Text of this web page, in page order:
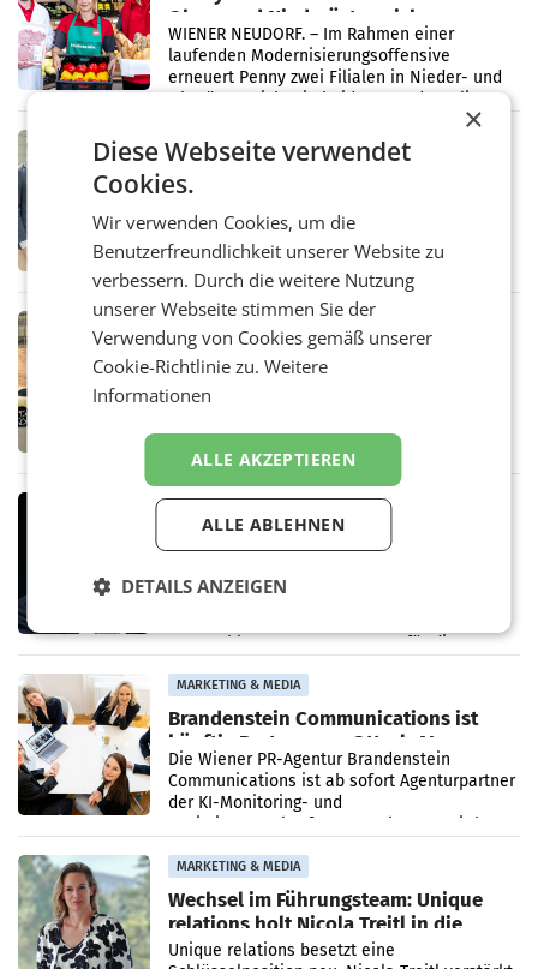
Ober- und Niederösterreich
WIENER NEUDORF. – Im Rahmen einer
laufenden Modernisierungsoffensive
erneuert Penny zwei Filialen in Nieder- und
Oberösterreich. Die beiden Standorte liegen
RETAIL
Alles bereit für den Wechsel: Jürgen
Albrecht setzt ab 1.1.2027 auf Adeg
WIENER NEUDORF. – Die geplante
Zusammenarbeit zwischen Adeg und dem
Vorarlberger Kaufmann Jürgen Albrecht ist
kartellrechtlich freigegeben: Die
Bundeswettbewerbsbehörde und der
Bundeskartellanwalt
Rekordergebnis im Juli: Leapmotor
verdoppelt Auslieferungen und
überschreitet die 100.000er-Marke
– Im Juli 2026 erreichte Leapmotor einen
101.267 Fahrzeuge aus, womit sich das
Ergebnis gegenüber Juli 2025 mehr als
verdoppelte (+102
MARKETING & MEDIA
Stiftungsrat Lederer wehrt sich in
Mehrere Themen beschäftigen derzeit den
ORF. Am Dienstag soll im Stiftungsrat über
vorgeschlagenen Besetzungen für die
MARKETING & MEDIA
Brandenstein Communications ist
künftig Partner von OtterlyAI
Die Wiener PR-Agentur Brandenstein
Communications ist ab sofort Agenturpartner
der KI-Monitoring- und
Optimierungsplattform OtterlyAI. Damit baut
MARKETING & MEDIA
Wechsel im Führungsteam: Unique
relations holt Nicola Treitl in die
Geschäftsleitung
Unique relations besetzt eine
×
Diese Webseite verwendet
Cookies.
Wir verwenden Cookies, um die
Benutzerfreundlichkeit unserer Website zu
verbessern. Durch die weitere Nutzung
unserer Webseite stimmen Sie der
Verwendung von Cookies gemäß unserer
Cookie-Richtlinie zu.Weitere
Informationen
ALLE AKZEPTIEREN
ALLE ABLEHNEN
DETAILS ANZEIGEN